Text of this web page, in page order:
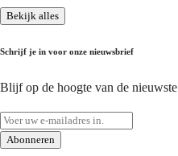
Bekijk alles
Schrijf je in voor onze nieuwsbrief
Blijf op de hoogte van de
Abonneren